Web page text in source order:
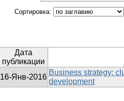
Сортировка:
Дата
публикации
16-Янв-2016
Business strategy:
development